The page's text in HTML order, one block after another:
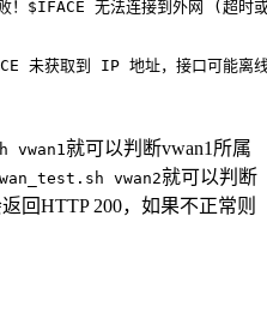
！ $IFACE 无法连接到外网 (超时
未获取到 IP 地址，接口可能离
vwan1 就可以判断vwan1所属
vwan2就可以判断
回HTTP 200，如果不正常则